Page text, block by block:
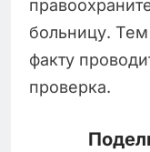
больницу.
факту
проверка.